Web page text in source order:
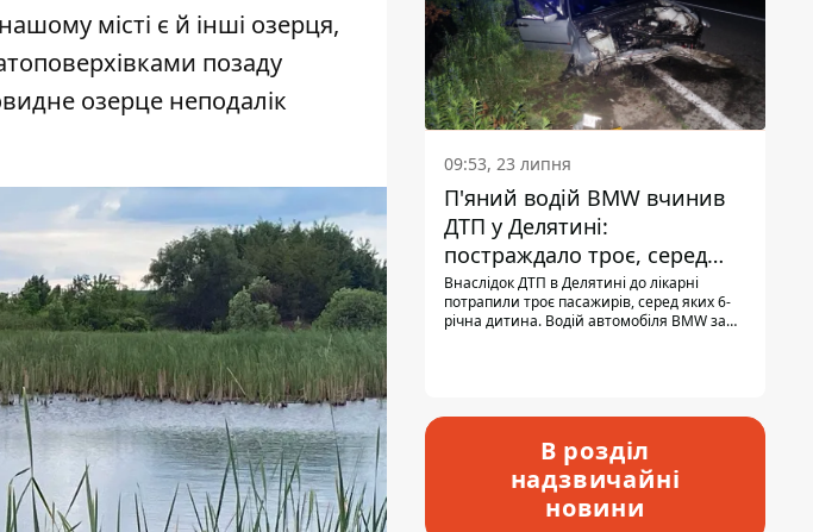
місті є й інші озерця,
позаду
озерце неподалік
09:53, 23 липня
П'яний водій BMW вчинив
ДТП у Делятині:
постраждало троє, серед
них - дитина
Внаслідок ДТП в Делятині до лікарні
потрапили троє пасажирів, серед яких 6-
річна дитина. Водій автомобіля BMW за
В розділ
надзвичайні
новини